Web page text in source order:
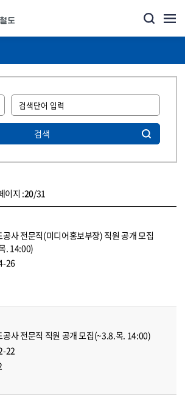
검색
이지 :20/31
공사 전문직(미디어홍보부장) 직원 공개 모집
. 14:00)
26
공사 전문직 직원 공개 모집(~3.8.목. 14:00)
22